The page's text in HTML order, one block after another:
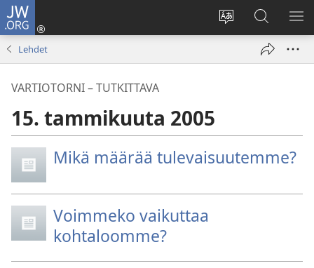
JW.ORG
Vaihda
sivuston
Kirjaudu
(avaa
Hae
JW.ORG-
sivustolta
Lehdet
VARTIOTORNI – TUTKITTAVA
15. tammikuuta 2005
Mikä määrää tulevaisuutemme?
Voimmeko vaikuttaa
kohtaloomme?